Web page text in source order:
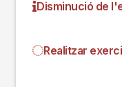
Disminució de
Realitzar